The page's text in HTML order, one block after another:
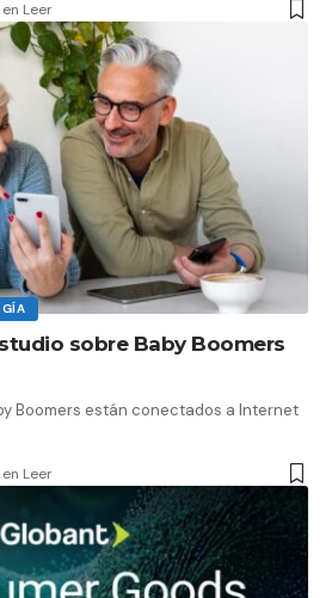
Leer
sobre Baby Boomers
Boomers están conectados a Internet
Leer